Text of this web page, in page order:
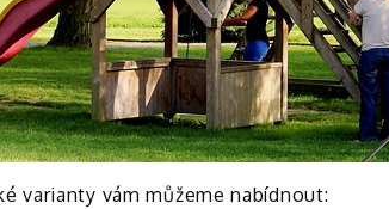
varianty vám můžeme nabídnout: